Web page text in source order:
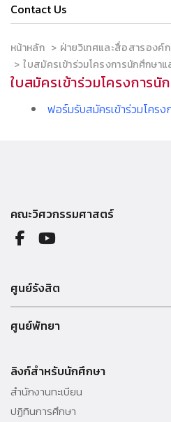
Contact Us
หน้าหลัก
ฝ่ายวิเทศและสื่อสารองค์
ใบสมัครเข้าร่วมโครงการนักศึกษา
ใบสมัครเข้าร่วมโครงการ
ฟอร์มรับสมัครเข้าร่วมโครง
คณะวิศวกรรมศาสตร์
ศูนย์รังสิต
99 หมู่ 18 ถ.พหลโยธิน คลองหลวง รังสิ
Tel. 02 564 3001 -9
ศูนย์พัทยา
010 - 69 ต่อ 3000
ลิงก์สำหรับนักศึกษา
สำนักงานทะเบียน
ปฏิทินการศึกษา